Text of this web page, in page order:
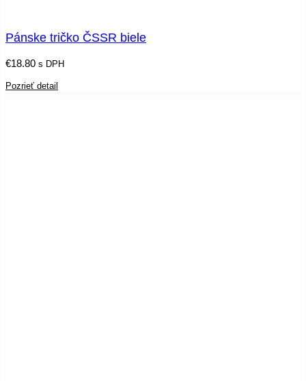
Pánske tričko ČSSR biele
€18.80 s DPH
Pozrieť detail